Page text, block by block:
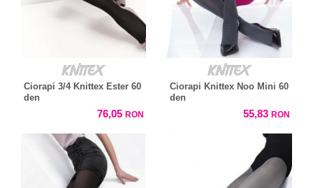
Ciorapi 3/4 Knittex Ester 60
den
76,05 RON
Ciorapi Knittex Noo Mini 60
den
55,83 RON